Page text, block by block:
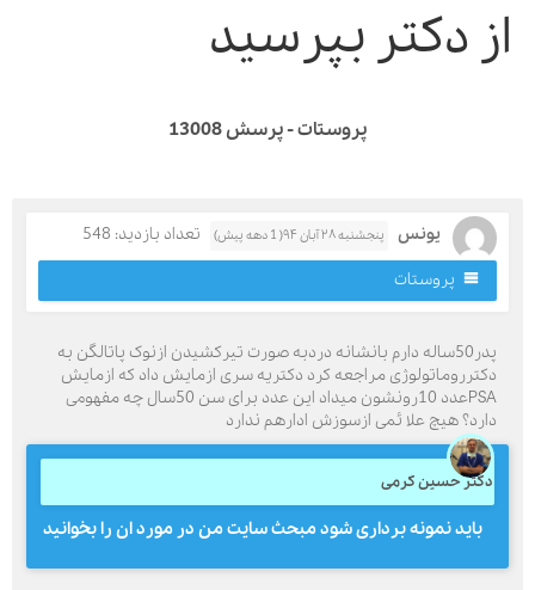
دکتر بپرسید
پروستات - پرسش 13008
یونس پنجشنبه ۲۸ آبان ۹۴( 1 دهه پیش)
تعداد بازدید: 548
پروستات
پدر50ساله دارم بانشانه دردبه صورت تیرکشیدن ازنوک پاتالگن به
مراجعه کرد دکتریه سری ازمایش داد که ازمایش
PSAعدد 10رونشون میداد این عدد برای سن 50سال چه مفهومی
هیچ علا ئمی ازسوزش ادارهم ندارد
دکتر حسین کرمی
باید نمونه برداری شود مبحث سایت من در مورد ان را بخوانید